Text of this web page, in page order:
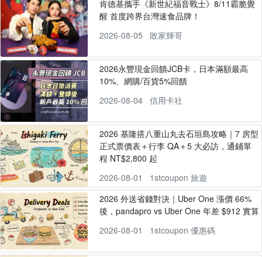
肯德基攜手《新世紀福音戰士》8/11霸脆覺
醒 首度跨界台灣速食品牌！
2026-08-05
敗家輝哥
2026永豐現金回饋JCB卡，日本滿額最高
10%、網購/百貨5%回饋
2026-08-04
信用卡社
2026 基隆搭八重山丸去石垣島攻略｜7 房型
正式票價表＋行李 QA＋5 大必訪，通鋪單
程 NT$2,800 起
2026-08-01
1stcoupon 旅遊
2026 外送省錢對決｜Uber One 漲價 66%
後，pandapro vs Uber One 年差 $912 實算
2026-08-01
1stcoupon 優惠碼